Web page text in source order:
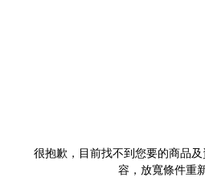
很抱歉，目前找不到您要的商品
容，放寬條件重